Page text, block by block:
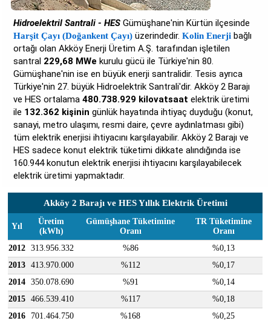
Hidroelektril Santrali - HES Gümüşhane'nin Kürtün ilçesinde
Harşit Çayı (Doğankent Çayı) üzerindedir.Kolin Enerji bağlı
ortağı olan Akköy Enerji Üretim A.Ş. tarafından işletilen
santral 229,68 MWe kurulu gücü ile Türkiye'nin 80.
Gümüşhane'nin ise en büyük enerji santralidir. Tesis ayrıca
Türkiye'nin 27. büyük Hidroelektrik Santrali'dir. Akköy 2 Barajı
ve HES ortalama480.738.929 kilovatsaat elektrik üretimi
ile 132.362 kişinin günlük hayatında ihtiyaç duyduğu (konut,
sanayi, metro ulaşımı, resmi daire, çevre aydınlatması gibi)
tüm elektrik enerjisi ihtiyacını karşılayabilir. Akköy 2 Barajı ve
HES sadece konut elektrik tüketimi dikkate alındığında ise
160.944 konutun elektrik enerjisi ihtiyacını karşılayabilecek
elektrik üretimi yapmaktadır.
Akköy 2 Barajı ve HES Yıllık Elektrik Üretimi
Yıl
Üretim
(kWh)
Gümüşhane Tüketimine
Oranı
TR Tüketimine
Oranı
2012 313.956.332 %86
%0,13
2013 413.970.000 %112
%0,17
2014 350.078.690 %91
%0,14
2015 466.539.410 %117
%0,18
2016
701.464.750 %168
%0,25